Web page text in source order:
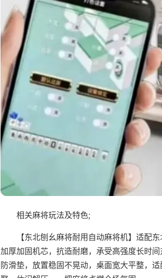
相关麻将玩法及特色;
【东北刨幺麻将耐用自动麻将机】适配
加厚加固机芯，抗造耐磨，承受高强度长时
防滑垫，放置稳固不晃动，桌面宽大平整，